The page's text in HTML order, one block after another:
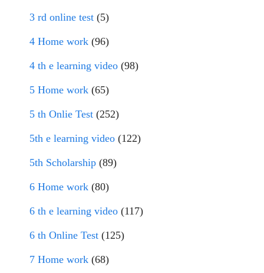
3 rd online test (5)
4 Home work (96)
4 th e learning video (98)
5 Home work (65)
5 th Onlie Test (252)
5th e learning video (122)
5th Scholarship (89)
6 Home work (80)
6 th e learning video (117)
6 th Online Test (125)
7 Home work (68)